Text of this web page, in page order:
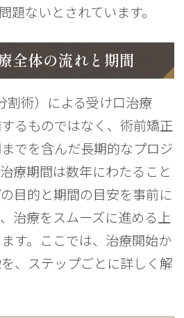
題ないとされています。
全体の流れと期間
割術）による受け口治療
るものではなく、術前矯正
でを含んだ長期的なプロジ
療期間は数年にわたること
目的と期間の目安を事前に
治療をスムーズに進める上
す。ここでは、治療開始か
、ステップごとに詳しく解